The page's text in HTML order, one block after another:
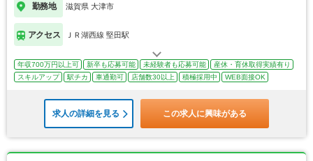
勤務地 滋賀県 大津市
アクセス ＪＲ湖西線 堅田駅
年収700万円以上可 新卒も応募可能 未経験者も応募可能
産休・育休取得実績有り
スキルアップ
駅チカ 車通勤可 店舗数30以上 積極採用中 WEB面接OK
求人の詳細を見る この求人に興味がある